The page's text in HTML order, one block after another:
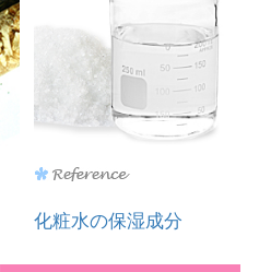
化粧水の保湿成分